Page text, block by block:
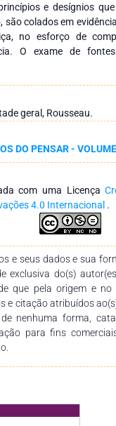
e desígnios
são colados em
no esforço de
O exame de
que a fonte da
boa, pois, para o
estabelecido o
emanam dessa
em seguida, se
perante essas leis
social. Contudo,
sanções aos
afirma o princípio
de bondade,
à instauração e
da qual os cidadãos
geral, Rousseau.
DO PENSAR -
com uma Licença
4.0 Internacional .
e seus dados e sua
exclusiva do(s)
que pela origem e no
e citação atribuídos
nenhuma forma,
para fins